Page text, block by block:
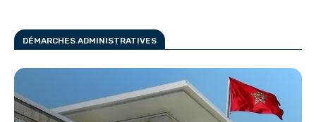
DÉMARCHES ADMINISTRATIVES